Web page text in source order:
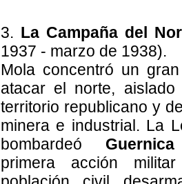
3. La Campaña del
1937 - marzo de 1938).
Mola concentró un
atacar el norte,
territorio republicano y
minera e industrial. La
bombardeó Guernica
primera acción